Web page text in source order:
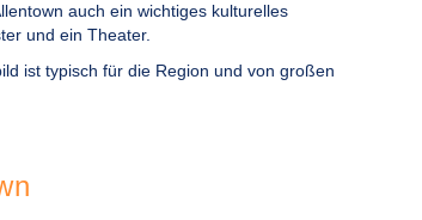
auch ein wichtiges kulturelles
und ein Theater.
ist typisch für die Region und von großen